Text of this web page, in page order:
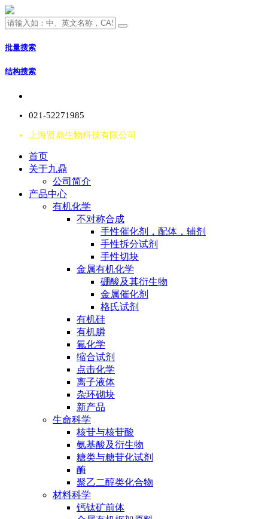
批量搜索
结构搜索
021-52271985
上海贤鼎生物科技有限公司
首页
关于九鼎
公司简介
产品中心
有机化学
不对称合成
手性催化剂，配体，辅剂
手性拆分试剂
手性切块
金属有机化学
硼酸及其衍生物
金属催化剂
格氏试剂
有机硅
有机膦
氟化学
缩合试剂
点击化学
离子液体
杂环砌块
新产品
生命科学
核苷与核苷酸
氨基酸及衍生物
糖类与糖苷化试剂
酶
聚乙二醇类化合物
材料科学
钙钛矿前体